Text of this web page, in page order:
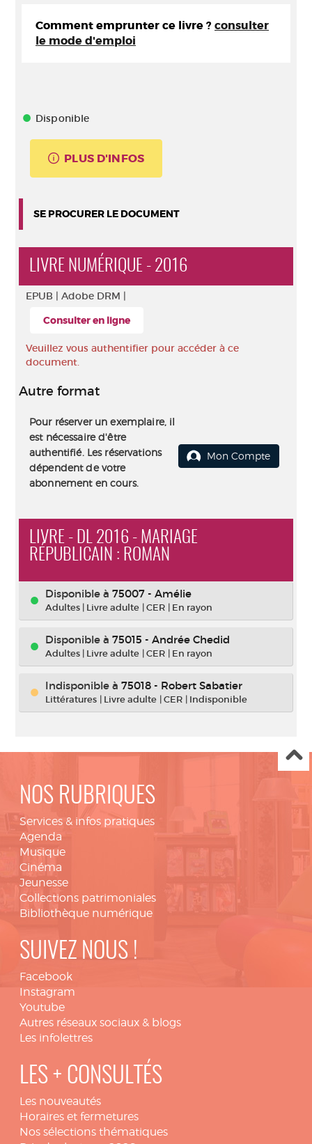
Comment emprunter ce livre ? consulter
le mode d'emploi
Disponible
PLUS D'INFOS
SE PROCURER LE DOCUMENT
LIVRE NUMÉRIQUE - 2016
EPUB | Adobe DRM |
Consulter en ligne
Veuillez vous authentifier pour accéder à ce
document.
Autre format
Pour réserver un exemplaire, il
est nécessaire d'être
authentifié. Les réservations
dépendent de votre
abonnement en cours.
Mon Compte
LIVRE - DL 2016 - MARIAGE
RÉPUBLICAIN : ROMAN
Disponible à 75007 - Amélie
Adultes | Livre adulte |CER | En rayon
Disponible à 75015 - Andrée Chedid
Adultes | Livre adulte |CER | En rayon
Indisponible à 75018 - Robert Sabatier
Littératures | Livre adulte |CER | Indisponible
NOS RUBRIQUES
Services & infos pratiques
Agenda
Musique
Cinéma
Jeunesse
Collections patrimoniales
Bibliothèque numérique
SUIVEZ NOUS !
Facebook
Instagram
Youtube
Autres réseaux sociaux & blogs
Les infolettres
LES + CONSULTÉS
Les nouveautés
Horaires et fermetures
Nos sélections thématiques